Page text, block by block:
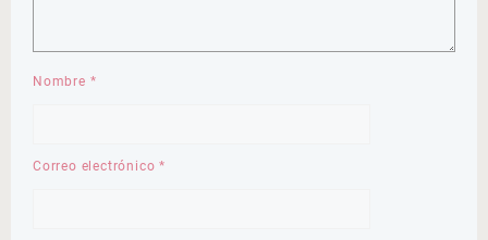
Nombre *
Correo electrónico*